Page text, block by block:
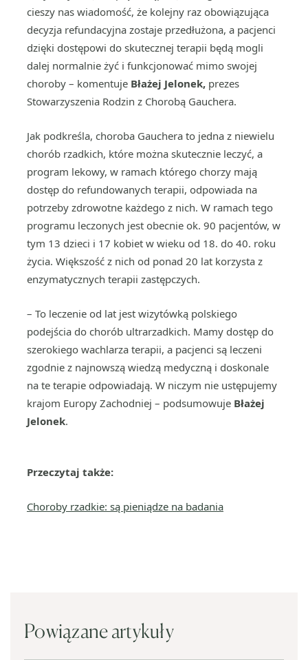
cieszy nas wiadomość, że kolejny raz obowiązująca
decyzja refundacyjna zostaje przedłużona, a pacjenci
dzięki dostępowi do skutecznej terapii będą mogli
dalej normalnie żyć i funkcjonować mimo swojej
choroby – komentuje Błażej Jelonek, prezes
Stowarzyszenia Rodzin z Chorobą Gauchera.
Jak podkreśla, choroba Gauchera to jedna z niewielu
chorób rzadkich, które można skutecznie leczyć, a
program lekowy, w ramach którego chorzy mają
dostęp do refundowanych terapii, odpowiada na
potrzeby zdrowotne każdego z nich. W ramach tego
programu leczonych jest obecnie ok. 90 pacjentów, w
tym 13 dzieci i 17 kobiet w wieku od 18. do 40. roku
życia. Większość z nich od ponad 20 lat korzysta z
enzymatycznych terapii zastępczych.
– To leczenie od lat jest wizytówką polskiego
podejścia do chorób ultrarzadkich. Mamy dostęp do
szerokiego wachlarza terapii, a pacjenci są leczeni
zgodnie z najnowszą wiedzą medyczną i doskonale
na te terapie odpowiadają. W niczym nie ustępujemy
krajom Europy Zachodniej – podsumowuje Błażej
Jelonek.
Przeczytaj także:
Choroby rzadkie: są pieniądze na badania
Powiązane artykuły